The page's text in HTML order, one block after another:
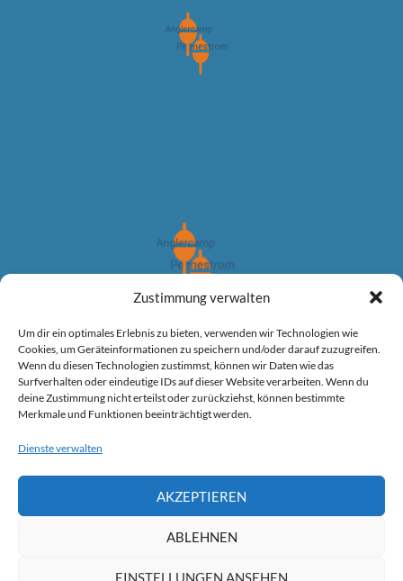
Zustimmung verwalten
Um dir ein optimales Erlebnis zu bieten, verwenden wir Technologien wie
Cookies, um Geräteinformationen zu speichern und/oder darauf zuzugreifen.
Wenn du diesen Technologien zustimmst, können wir Daten wie das
Surfverhalten oder eindeutige IDs auf dieser Website verarbeiten. Wenn du
deine Zustimmung nicht erteilst oder zurückziehst, können bestimmte
Merkmale und Funktionen beeinträchtigt werden.
Dienste verwalten
AKZEPTIEREN
ABLEHNEN
EINSTELLUNGEN ANSEHEN
Winter angeln am Peenestrom auf groß Hecht
Angeltour auf große Winter Hechte
Planen Sie Ihre Angeltour.
Jetzt anfragen: